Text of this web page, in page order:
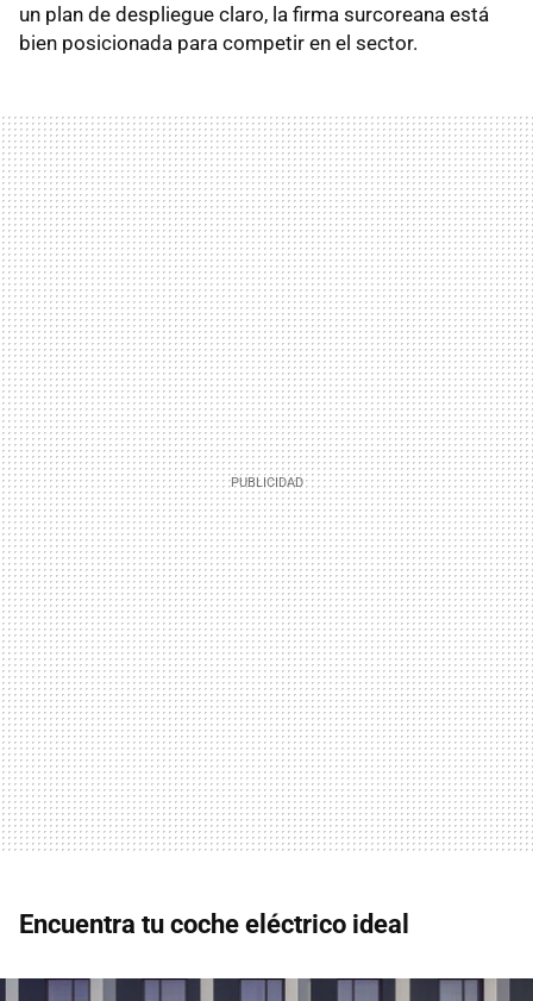
un plan de despliegue claro, la firma surcoreana está
bien posicionada para competir en el sector.
Encuentra tu coche eléctrico ideal